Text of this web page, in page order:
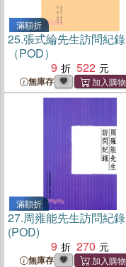
滿額折
25.張式綸先生訪問紀錄
（POD）
9
522
無庫存
滿額折
27.周雍能先生訪問紀錄
(POD)
9
270
無庫存